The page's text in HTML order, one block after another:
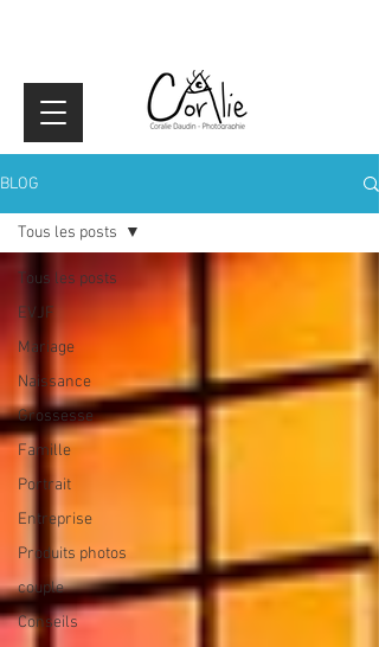
BLOG
Tous les posts
EVJF
Mariage
Naissance
Grossesse
Famille
Portrait
Entreprise
Produits photos
couple
Conseils
Tous les posts